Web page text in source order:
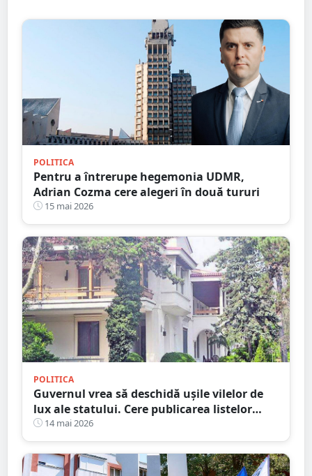
POLITICA
Pentru a întrerupe hegemonia UDMR,
Adrian Cozma cere alegeri în două tururi
15 mai 2026
POLITICA
Guvernul vrea să deschidă ușile vilelor de
lux ale statului. Cere publicarea listelor
complete cu beneficiarii și imobilele de
protocol
14 mai 2026